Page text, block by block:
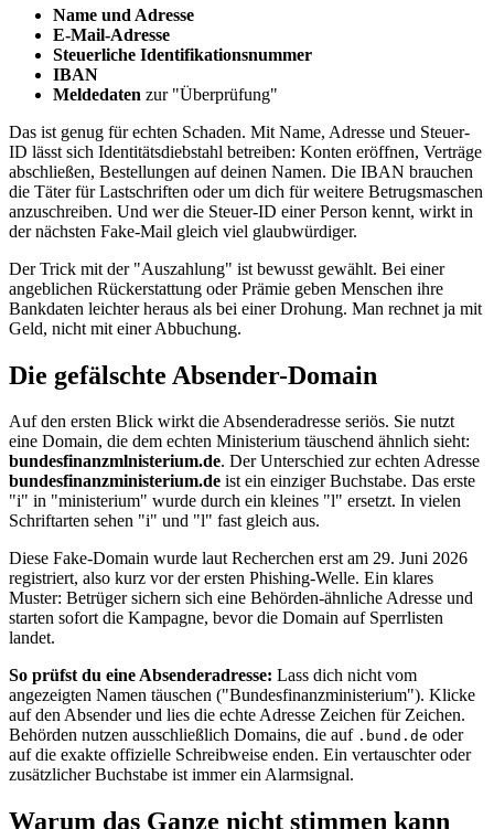
Name und Adresse
E-Mail-Adresse
Steuerliche Identifikationsnummer
IBAN
Meldedaten zur "Überprüfung"
Das ist genug für echten Schaden. Mit Name, Adresse und Steuer-
ID lässt sich Identitätsdiebstahl betreiben: Konten eröffnen, Verträge
abschließen, Bestellungen auf deinen Namen. Die IBAN brauchen
die Täter für Lastschriften oder um dich für weitere Betrugsmaschen
anzuschreiben. Und wer die Steuer-ID einer Person kennt, wirkt in
der nächsten Fake-Mail gleich viel glaubwürdiger.
Der Trick mit der "Auszahlung" ist bewusst gewählt. Bei einer
angeblichen Rückerstattung oder Prämie geben Menschen ihre
Bankdaten leichter heraus als bei einer Drohung. Man rechnet ja mit
Geld, nicht mit einer Abbuchung.
Die gefälschte Absender-Domain
Auf den ersten Blick wirkt die Absenderadresse seriös. Sie nutzt
eine Domain, die dem echten Ministerium täuschend ähnlich sieht:
bundesfinanzmlnisterium.de. Der Unterschied zur echten Adresse
bundesfinanzministerium.de ist ein einziger Buchstabe. Das erste
"i" in "ministerium" wurde durch ein kleines "l" ersetzt. In vielen
Schriftarten sehen "i" und "l" fast gleich aus.
Diese Fake-Domain wurde laut Recherchen erst am 29. Juni 2026
registriert, also kurz vor der ersten Phishing-Welle. Ein klares
Muster: Betrüger sichern sich eine Behörden-ähnliche Adresse und
starten sofort die Kampagne, bevor die Domain auf Sperrlisten
landet.
So prüfst du eine Absenderadresse: Lass dich nicht vom
angezeigten Namen täuschen ("Bundesfinanzministerium"). Klicke
auf den Absender und lies die echte Adresse Zeichen für Zeichen.
Behörden nutzen ausschließlich Domains, die auf .bund.de oder
auf die exakte offizielle Schreibweise enden. Ein vertauschter oder
zusätzlicher Buchstabe ist immer ein Alarmsignal.
Warum das Ganze nicht stimmen kann